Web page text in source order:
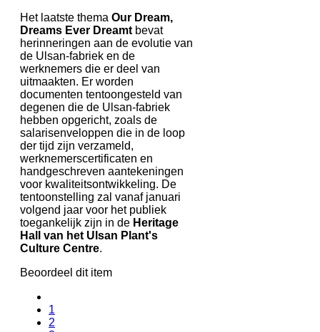
Het laatste thema Our Dream,
Dreams Ever Dreamt bevat
herinneringen aan de evolutie van
de Ulsan-fabriek en de
werknemers die er deel van
uitmaakten. Er worden
documenten tentoongesteld van
degenen die de Ulsan-fabriek
hebben opgericht, zoals de
salarisenveloppen die in de loop
der tijd zijn verzameld,
werknemerscertificaten en
handgeschreven aantekeningen
voor kwaliteitsontwikkeling. De
tentoonstelling zal vanaf januari
volgend jaar voor het publiek
toegankelijk zijn in de Heritage
Hall van het Ulsan Plant's
Culture Centre.
Beoordeel dit item
1
2